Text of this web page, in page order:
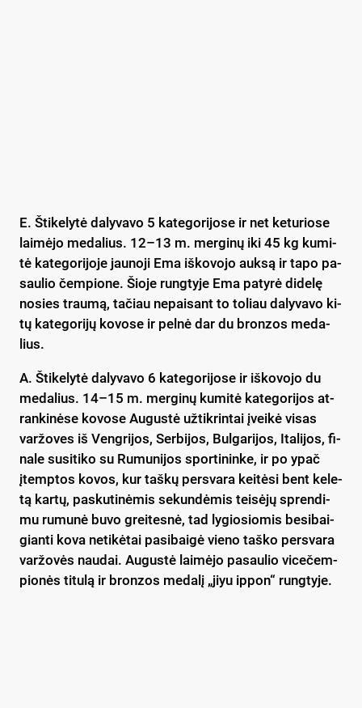
E. Šti­ke­ly­tė da­ly­va­vo 5 ka­te­go­ri­jo­se ir net ke­tu­rio­se
lai­mė­jo me­da­lius. 12–13 m. mer­gi­nų iki 45 kg ku­mi­
tė ka­te­go­ri­jo­je jau­no­ji Ema iš­ko­vo­jo auk­są ir ta­po pa­
sau­lio čem­pio­ne. Šio­je rung­ty­je Ema pa­ty­rė di­de­lę
no­sies trau­mą, ta­čiau ne­pai­sant to to­liau da­ly­va­vo ki­
tų ka­te­go­ri­jų ko­vo­se ir pel­nė dar du bron­zos me­da­
lius.
A. Šti­ke­ly­tė da­ly­va­vo 6 ka­te­go­ri­jo­se ir iš­ko­vo­jo du
me­da­lius. 14–15 m. mer­gi­nų ku­mi­tė ka­te­go­ri­jos at­
ran­ki­nė­se ko­vo­se Au­gus­tė už­tik­rin­tai įvei­kė vi­sas
var­žo­ves iš Veng­ri­jos, Ser­bi­jos, Bul­ga­ri­jos, Ita­li­jos, fi­
na­le su­si­ti­ko su Ru­mu­ni­jos spor­ti­nin­ke, ir po ypač
įtemp­tos ko­vos, kur taš­kų per­sva­ra kei­tė­si bent ke­le­
tą kar­tų, pa­sku­ti­nė­mis se­kun­dė­mis tei­sė­jų spren­di­
mu ru­mu­nė bu­vo grei­tes­nė, tad ly­gio­sio­mis be­si­bai­
gian­ti ko­va ne­ti­kė­tai pa­si­bai­gė vie­no taš­ko per­sva­ra
var­žo­vės nau­dai. Au­gus­tė lai­mė­jo pa­sau­lio vi­ce­čem­
pio­nės ti­tu­lą ir bron­zos me­da­lį „jiyu ip­pon“ rung­ty­je.